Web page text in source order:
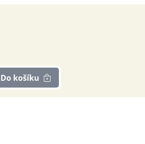
Do košíku